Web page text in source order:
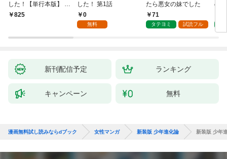
した！【単行本版】 1
巻
￥825
した！ 第1話
0
無料
たら悪女の妹でした
71
タテヨミ 試読フル
の
新刊配信予定 ランキング
キャンペーン 無料
漫画無料試し読みならdブック 女性マンガ 新装版 少年進化論 新装版 少年